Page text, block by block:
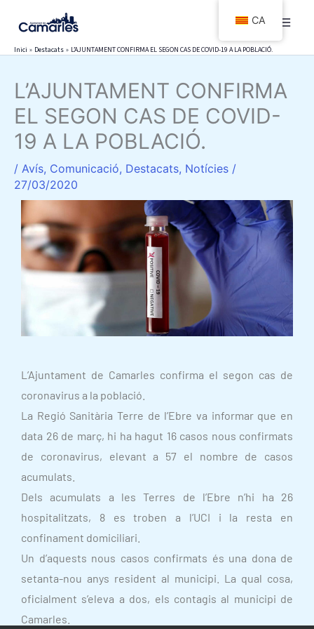
contingut
Inici Destacats L’AJUNTAMENT CONFIRMA EL SEGON CAS DE COVID-19 A LA POBLACIÓ.
L’AJUNTAMENT CONFIRMA
EL SEGON CAS DE COVID-
19 A LA POBLACIÓ.
/ Avís, Comunicació, Destacats, Notícies /
27/03/2020
L’Ajuntament de Camarles confirma el segon cas de
coronavirus a la població.
La Regió Sanitària Terre de l’Ebre va informar que en
data 26 de març, hi ha hagut 16 casos nous confirmats
de coronavirus, elevant a 57 el nombre de casos
acumulats.
Dels acumulats a les Terres de l’Ebre n’hi ha 26
hospitalitzats, 8 es troben a l’UCI i la resta en
confinament domiciliari.
Un d’aquests nous casos confirmats és una dona de
setanta-nou anys resident al municipi. La qual cosa,
oficialment s’eleva a dos, els contagis al municipi de
Camarles.
CA